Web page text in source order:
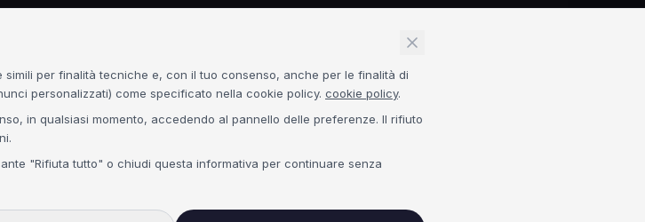
SOC H24 per clienti MSP
h@kubee.it
—
NIS2
per finalità tecniche e, con il tuo consenso, anche per le finalità di
personalizzati) come specificato nella cookie policy. cookie policy.
in qualsiasi momento, accedendo al pannello delle preferenze. Il rifiuto
"Rifiuta tutto" o chiudi questa informativa per continuare senza